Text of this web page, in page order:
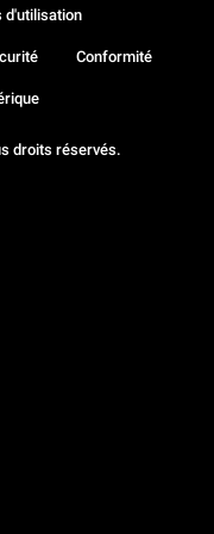
droits réservés.
d'utilisation
Conformité